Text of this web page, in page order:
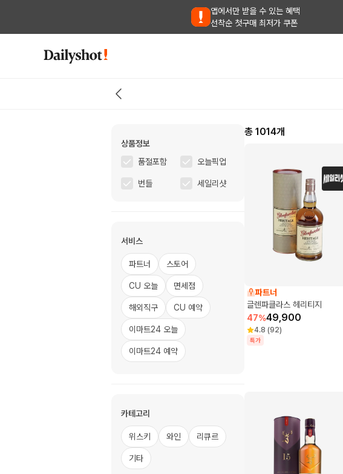
앱에서만 받을 수 있는 혜택
선착순 첫구매 최저가 쿠폰
상품정보
품절포함
오늘픽업
번들 세일리샷
서비스
파트너 스토어
CU 오늘 면세점
해외직구 CU 예약
이마트24 오늘
이마트24 예약
카테고리
위스키 와인 리큐르
기타
총 1014개
파트너
글렌파클라스 헤리티지
47%49,900
4.8 (92)
특가